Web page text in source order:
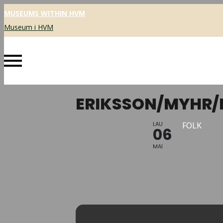
MUSEUMS WITHIN HVM
Museum i HVM
ERIKSSON/
LAU
06
MAI
FOLK